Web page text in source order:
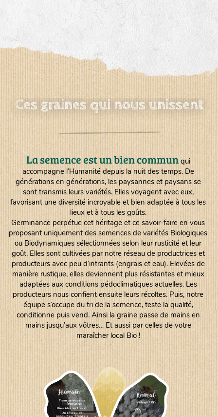
Ces graines qui nous unissent
La semence est un bien commun qui
accompagne l’Humanité depuis la nuit des temps. De
générations en générations, les paysannes et paysans se
sont transmis leurs variétés. Elles voyagent avec eux,
favorisant une diversité incroyable et bien adaptée à tous les
lieux et à tous les goûts.
Germinance perpétue cet héritage et ce savoir-faire en vous
proposant uniquement des semences de variétés Biologiques
ou Biodynamiques sélectionnées selon leur rusticité et leur
goût. Elles sont cultivées par notre réseau de productrices et
producteurs avec peu d’intrants (engrais et eau). Elevées de
manière rustique, elles deviennent plus résistantes et mieux
adaptées aux conditions pédoclimatiques actuelles. Les
producteurs nous confient ensuite leurs récoltes. Puis, notre
équipe s’occupe du tri de la semence, teste la qualité,
conditionne puis vend. Ainsi la graine passe de mains en
mains jusqu’aux vôtres… Et aussi par celles de votre
maraîcher local Bio !